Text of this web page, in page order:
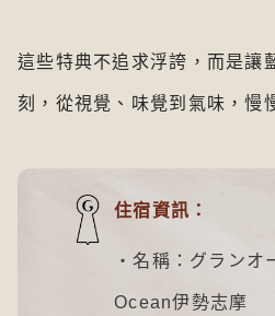
這些特典不追求浮誇，而是讓
刻，從視覺、味覺到氣味，慢
住宿資訊：
・名稱：グランオ
Ocean伊勢志摩